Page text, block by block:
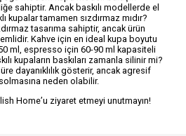
sahiptir. Ancak baskılı modellerde el
kupalar tamamen sızdırmaz mıdır?
tasarıma sahiptir, ancak ürün
Kahve için en ideal kupa boyutu
ml, espresso için 60-90 ml kapasiteli
kupaların baskıları zamanla silinir mi?
dayanıklılık gösterir, ancak agresif
neden olabilir.
Home’u ziyaret etmeyi unutmayın!